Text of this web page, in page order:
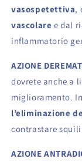
vasospetettiva,
vascolare e dal
inflammatorio
AZIONE
dovrete anche a
miglioramento.
l’eliminazione
contrastare
AZIONE